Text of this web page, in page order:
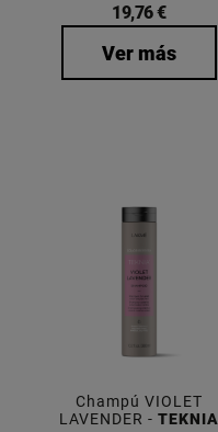
19,76 €
Ver más
Champú VIOLET
LAVENDER - TEKNIA